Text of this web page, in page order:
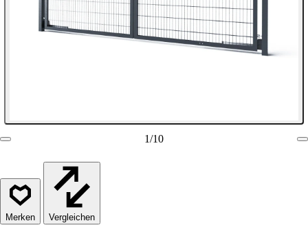
1/10
Vergleichen